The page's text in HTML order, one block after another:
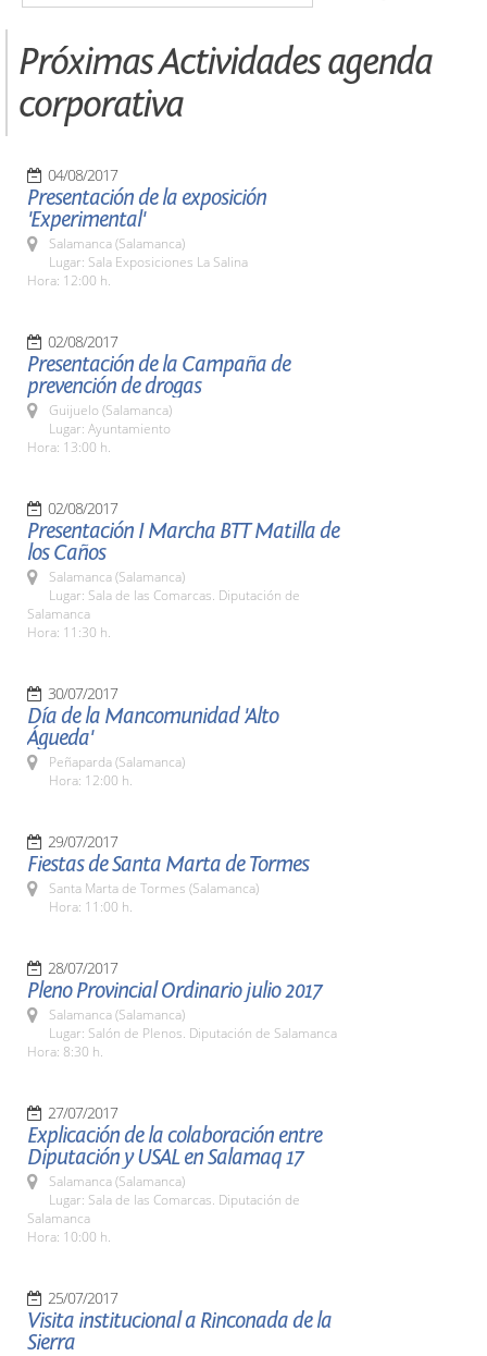
Próximas Actividades agenda
corporativa
04/08/2017
Presentación de la exposición
'Experimental'
Salamanca (Salamanca)
Lugar: Sala Exposiciones La Salina
Hora: 12:00 h.
02/08/2017
Presentación de la Campaña de
prevención de drogas
Guijuelo (Salamanca)
Lugar: Ayuntamiento
Hora: 13:00 h.
02/08/2017
Presentación I Marcha BTT Matilla de
los Caños
Salamanca (Salamanca)
Lugar: Sala de las Comarcas. Diputación de
Salamanca
Hora: 11:30 h.
30/07/2017
Día de la Mancomunidad 'Alto
Águeda'
Peñaparda (Salamanca)
Hora: 12:00 h.
29/07/2017
Fiestas de Santa Marta de Tormes
Santa Marta de Tormes (Salamanca)
Hora: 11:00 h.
28/07/2017
Pleno Provincial Ordinario julio 2017
Salamanca (Salamanca)
Lugar: Salón de Plenos. Diputación de Salamanca
Hora: 8:30 h.
27/07/2017
Explicación de la colaboración entre
Diputación y USAL en Salamaq 17
Salamanca (Salamanca)
Lugar: Sala de las Comarcas. Diputación de
Salamanca
Hora: 10:00 h.
25/07/2017
Visita institucional a Rinconada de la
Sierra